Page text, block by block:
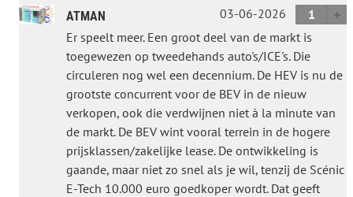
ATMAN 03-06-2026
1
Er speelt meer. Een groot deel van de markt is
toegewezen op tweedehands auto's/ICE's. Die
circuleren nog wel een decennium. De HEV is nu de
grootste concurrent voor de BEV in de nieuw
verkopen, ook die verdwijnen niet à la minute van
de markt. De BEV wint vooral terrein in de hogere
prijsklassen/zakelijke lease. De ontwikkeling is
gaande, maar niet zo snel als je wil, tenzij de Scénic
E-Tech 10.000 euro goedkoper wordt. Dat geeft